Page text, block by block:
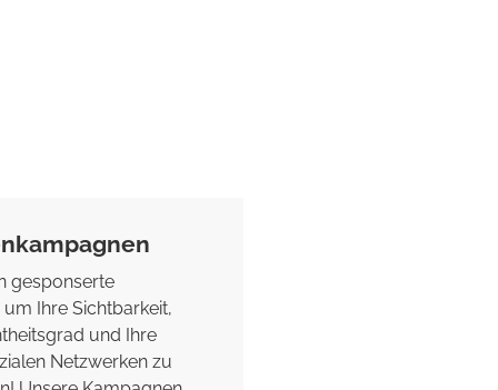
gesponserte
Ihre Sichtbarkeit,
und Ihre
Netzwerken zu